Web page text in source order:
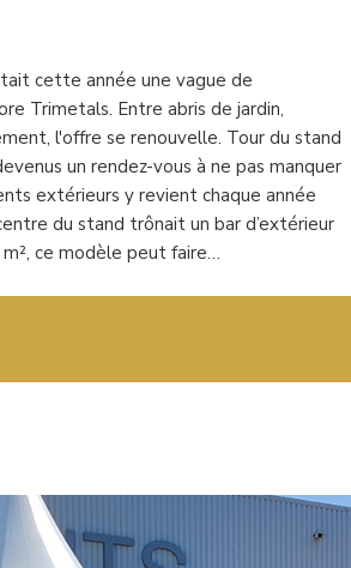
cette année une vague de
Trimetals. Entre abris de jardin,
l'offre se renouvelle. Tour du stand
un rendez-vous à ne pas manquer
extérieurs y revient chaque année
du stand trônait un bar d’extérieur
m², ce modèle peut faire…